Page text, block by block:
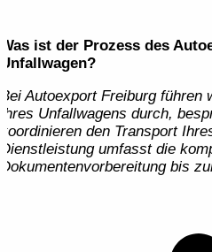
Was ist der Prozess des
Unfallwagen?
Bei Autoexport Freiburg
Ihres Unfallwagens durch,
koordinieren den Transport
Dienstleistung umfasst die
Dokumentenvorbereitung bis